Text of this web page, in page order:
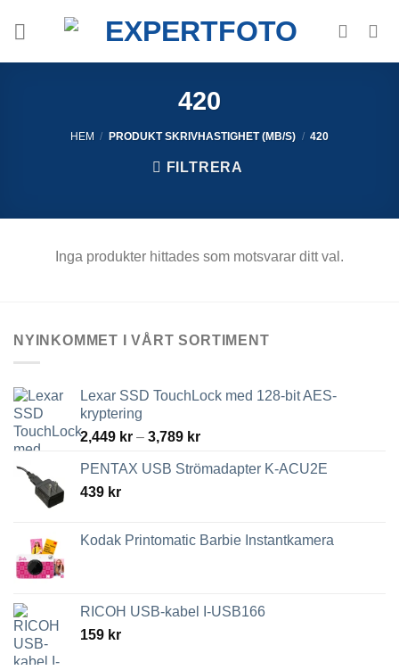
420
HEM / PRODUKT SKRIVHASTIGHET (MB/S) / 420
FILTRERA
Inga produkter hittades som motsvarar ditt val.
NYINKOMMET I VÅRT SORTIMENT
Lexar SSD TouchLock med 128-bit AES-
kryptering
2,449 kr – 3,789 krPrisintervall:
till
PENTAX USB Strömadapter K-ACU2E
439 kr
Kodak Printomatic Barbie Instantkamera
RICOH USB-kabel I-USB166
159 kr